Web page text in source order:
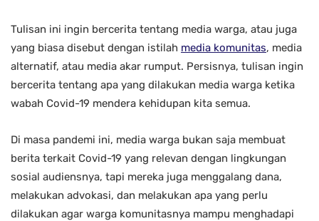
Tulisan ini ingin bercerita tentang media warga, atau juga
yang biasa disebut dengan istilah media komunitas, media
alternatif, atau media akar rumput. Persisnya, tulisan ingin
bercerita tentang apa yang dilakukan media warga ketika
wabah Covid-19 mendera kehidupan kita semua.
Di masa pandemi ini, media warga bukan saja membuat
berita terkait Covid-19 yang relevan dengan lingkungan
sosial audiensnya, tapi mereka juga menggalang dana,
melakukan advokasi, dan melakukan apa yang perlu
dilakukan agar warga komunitasnya mampu menghadapi